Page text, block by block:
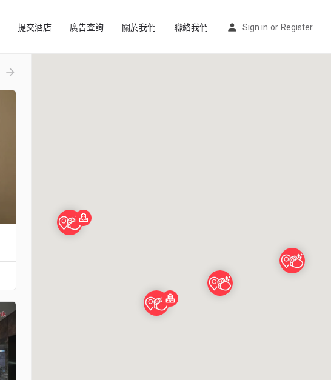
提交酒店 廣告查詢 關於我們 聯絡我們 Sign in or Register
arrow_forward